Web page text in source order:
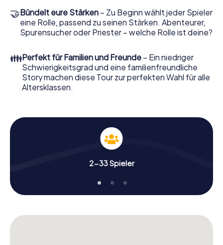
🤝Bündelt eure Stärken – Zu Beginn wählt jeder Spieler
eine Rolle, passend zu seinen Stärken. Abenteurer,
Spurensucher oder Priester – welche Rolle ist deine?
👪Perfekt für Familien und Freunde – Ein niedriger
Schwierigkeitsgrad und eine familienfreundliche
Story machen diese Tour zur perfekten Wahl für alle
Altersklassen.
2-33 Spieler